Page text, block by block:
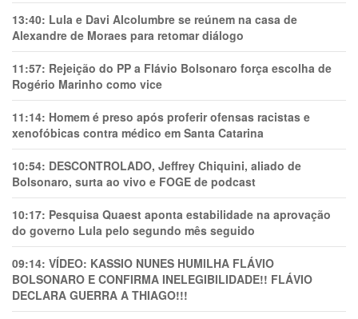
13:40: Lula e Davi Alcolumbre se reúnem na casa de
Alexandre de Moraes para retomar diálogo
11:57: Rejeição do PP a Flávio Bolsonaro força escolha de
Rogério Marinho como vice
11:14: Homem é preso após proferir ofensas racistas e
xenofóbicas contra médico em Santa Catarina
10:54: DESCONTROLADO, Jeffrey Chiquini, aliado de
Bolsonaro, surta ao vivo e FOGE de podcast
10:17: Pesquisa Quaest aponta estabilidade na aprovação
do governo Lula pelo segundo mês seguido
09:14: VÍDEO: KASSIO NUNES HUMlLHA FLÁVIO
BOLSONARO E CONFIRMA INELEGIBILIDADE!! FLÁVIO
DECLARA GUERRA A THIAGO!!!